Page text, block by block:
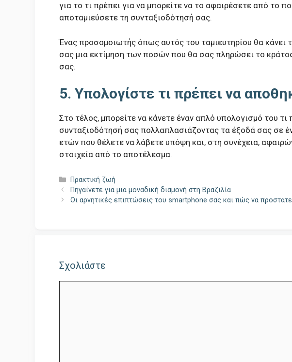
για το τι πρέπει για να μπορείτε να το αφαιρέσετε από το
αποταμιεύσετε τη συνταξιοδότησή σας.
Ένας προσομοιωτής όπως αυτός του ταμιευτηρίου θα κάνει
σας μια εκτίμηση των ποσών που θα σας πληρώσει το
σας.
5. Υπολογίστε τι πρέπει να
Στο τέλος, μπορείτε να κάνετε έναν απλό υπολογισμό του τι
συνταξιοδότησή σας πολλαπλασιάζοντας τα έξοδά σας σε
ετών που θέλετε να λάβετε υπόψη και, στη συνέχεια,
στοιχεία από το αποτέλεσμα.
Κατηγορίες
Πρακτική ζωή
Πηγαίνετε για μια μοναδική διαμονή στη Βραζιλία
Οι αρνητικές επιπτώσεις του smartphone σας και πώς να
Σχολιάστε